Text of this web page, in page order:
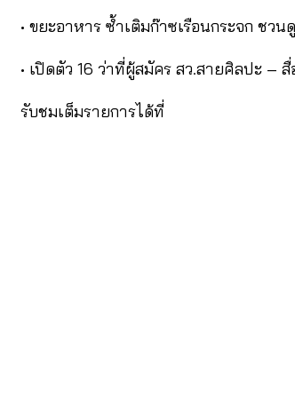
• ขยะอาหาร ซ้ำเติมก๊าซเรือนกระจก ชว
• เปิดตัว 16 ว่าที่ผู้สมัคร สว.สายศิลปะ –
รับชมเต็มรายการได้ที่